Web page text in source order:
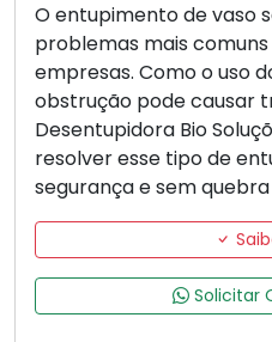
O entupimento de vaso
problemas mais
empresas. Como o uso
obstrução pode causar
Desentupidora Bio
resolver esse tipo de
segurança e sem quebra
Solicitar